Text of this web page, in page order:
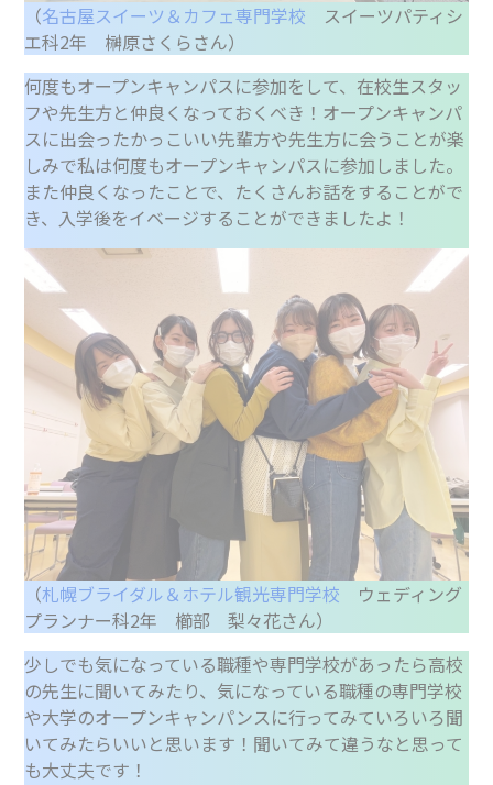
（名古屋スイーツ＆カフェ専門学校 スイーツパティシ
エ科2年 榊原さくらさん）
何度もオープンキャンパスに参加をして、在校生スタッ
フや先生方と仲良くなっておくべき！オープンキャンパ
スに出会ったかっこいい先輩方や先生方に会うことが楽
しみで私は何度もオープンキャンパスに参加しました。
また仲良くなったことで、たくさんお話をすることがで
き、入学後をイベージすることができましたよ！
（札幌ブライダル＆ホテル観光専門学校 ウェディング
プランナー科2年 櫛部 梨々花さん）
少しでも気になっている職種や専門学校があったら高校
の先生に聞いてみたり、気になっている職種の専門学校
や大学のオープンキャンパンスに行ってみていろいろ聞
いてみたらいいと思います！聞いてみて違うなと思って
も大丈夫です！